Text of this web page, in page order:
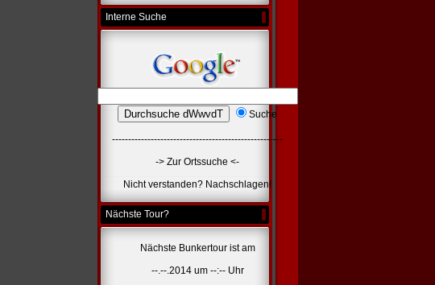
Interne Suche
Suche
-----------------------------------------------------
-> Zur Ortssuche <-
Nicht verstanden? Nachschlagen!
Nächste Tour?
Nächste Bunkertour ist am
--.--.2014 um --:-- Uhr